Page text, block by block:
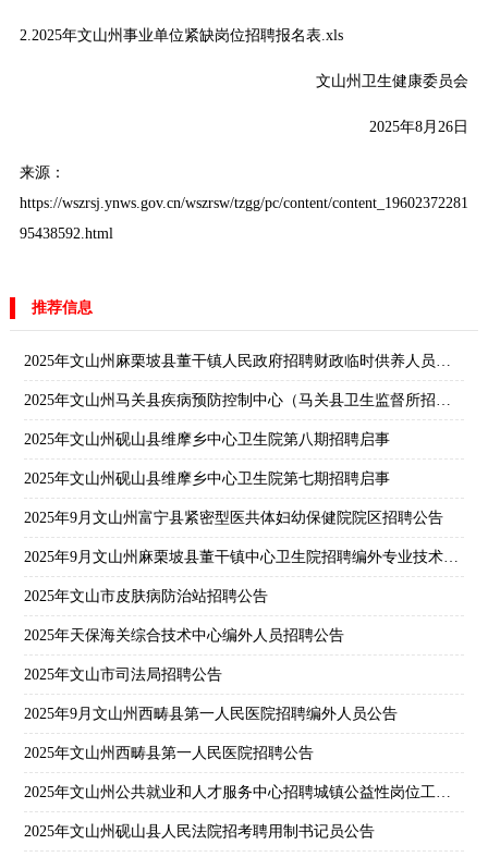
2.2025年文山州事业单位紧缺岗位招聘报名表.xls
文山州卫生健康委员会
2025年8月26日
来源：
https://wszrsj.ynws.gov.cn/wszrsw/tzgg/pc/content/content_19602372281
95438592.html
推荐信息
2025年文山州麻栗坡县董干镇人民政府招聘财政临时供养人员（驾驶员）公告
2025年文山州马关县疾病预防控制中心（马关县卫生监督所招聘笔试成绩及面试公告
2025年文山州砚山县维摩乡中心卫生院第八期招聘启事
2025年文山州砚山县维摩乡中心卫生院第七期招聘启事
2025年9月文山州富宁县紧密型医共体妇幼保健院院区招聘公告
2025年9月文山州麻栗坡县董干镇中心卫生院招聘编外专业技术人员公告
2025年文山市皮肤病防治站招聘公告
2025年天保海关综合技术中心编外人员招聘公告
2025年文山市司法局招聘公告
2025年9月文山州西畴县第一人民医院招聘编外人员公告
2025年文山州西畴县第一人民医院招聘公告
2025年文山州公共就业和人才服务中心招聘城镇公益性岗位工作人员公告
2025年文山州砚山县人民法院招考聘用制书记员公告